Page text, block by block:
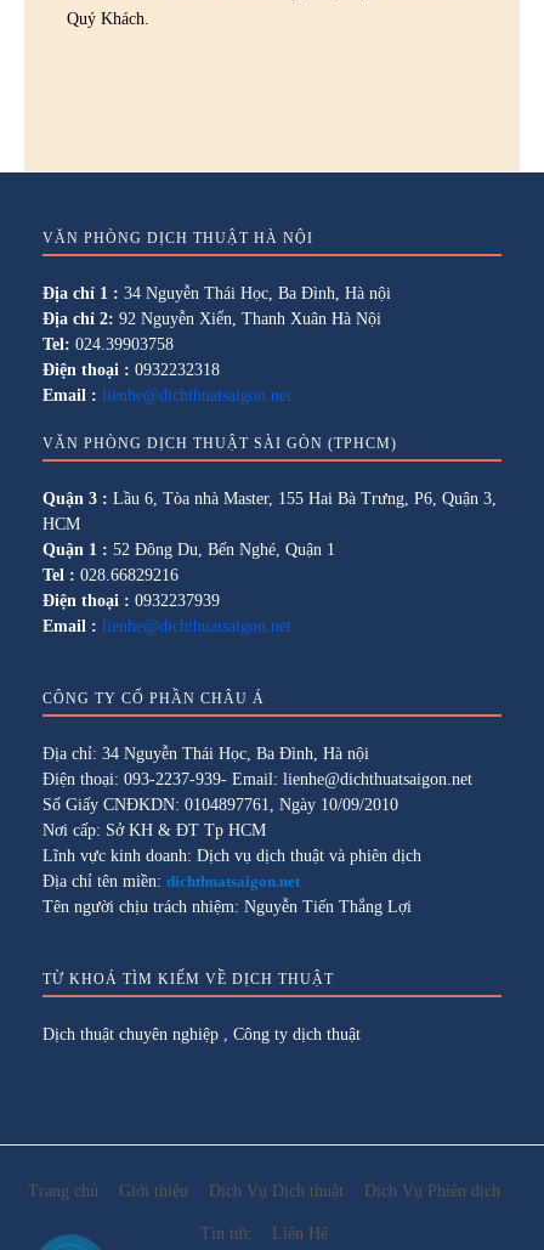
Quý Khách.
VĂN PHÒNG DỊCH THUẬT HÀ NỘI
Địa chỉ 1 : 34 Nguyễn Thái Học, Ba Đình, Hà nội
Địa chỉ 2: 92 Nguyễn Xiển, Thanh Xuân Hà Nội
Tel: 024.39903758
Điện thoại : 0932232318
Email : lienhe@dichthuatsaigon.net
VĂN PHÒNG DỊCH THUẬT SÀI GÒN (TPHCM)
Quận 3 : Lầu 6, Tòa nhà Master, 155 Hai Bà Trưng, P6, Quận 3,
HCM
Quận 1 : 52 Đông Du, Bến Nghé, Quận 1
Tel : 028.66829216
Điện thoại : 0932237939
Email : lienhe@dichthuatsaigon.net
CÔNG TY CỔ PHẦN CHÂU Á
Địa chỉ: 34 Nguyễn Thái Học, Ba Đình, Hà nội
Điện thoại: 093-2237-939- Email: lienhe@dichthuatsaigon.net
Số Giấy CNĐKDN: 0104897761, Ngày 10/09/2010
Nơi cấp: Sở KH & ĐT Tp HCM
Lĩnh vực kinh doanh: Dịch vụ dịch thuật và phiên dịch
Địa chỉ tên miền: dichthuatsaigon.net
Tên người chịu trách nhiệm: Nguyễn Tiến Thắng Lợi
TỪ KHOÁ TÌM KIẾM VỀ DỊCH THUẬT
Dịch thuật chuyên nghiệp Công ty dịch thuật
Trang chủ Giới thiệu Dịch Vụ Dịch thuật Dịch Vụ Phiên dịch
Tin tức Liên Hệ